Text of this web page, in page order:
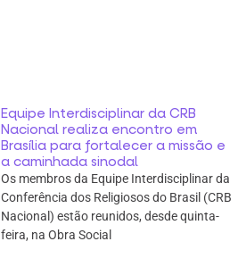
Equipe Interdisciplinar da CRB
Nacional realiza encontro em
Brasília para fortalecer a missão e
a caminhada sinodal
Os membros da Equipe Interdisciplinar da
Conferência dos Religiosos do Brasil (CRB
Nacional) estão reunidos, desde quinta-
feira, na Obra Social